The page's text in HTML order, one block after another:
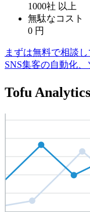
1000社 以上
無駄なコスト
0 円
まずは無料で相談し
SNS集客の自動化
Tofu